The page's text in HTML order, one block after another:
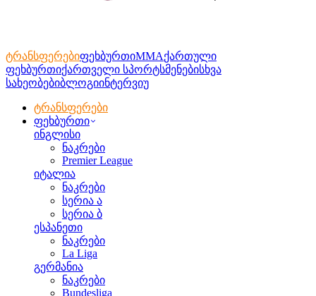
ტრანსფერებიფეხბურთიMMAქართული
ფეხბურთიქართველი სპორტსმენებისხვა
სახეობებიბლოგიინტერვიუ
ტრანსფერები
ფეხბურთი
ინგლისი
ნაკრები
Premier League
იტალია
ნაკრები
სერია ა
სერია ბ
ესპანეთი
ნაკრები
La Liga
გერმანია
ნაკრები
Bundesliga